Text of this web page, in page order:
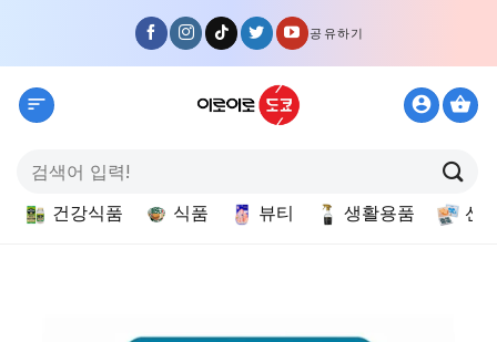
content
공유하기
색:
건강식품 식품 뷰티 생활용품 선